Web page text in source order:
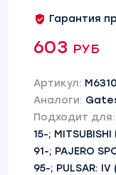
Гарантия
603 руб
Артикул:
Аналоги:
Подходит для:
15-;
91-; PAJERO
95-; PULSAR: